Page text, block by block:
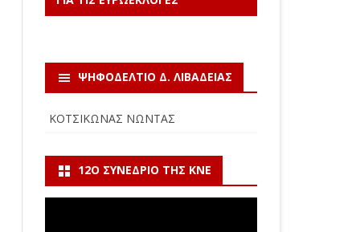
ΨΗΦΟΔΕΛΤΙΟ Δ. ΛΙΒΑΔΕΙΑΣ
ΚΟΤΣΙΚΩΝΑΣ ΝΩΝΤΑΣ
12Ο ΣΥΝΈΔΡΙΟ ΤΗΣ ΚΝΕ